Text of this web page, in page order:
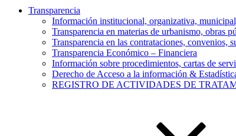
Transparencia
Información institucional, organizativa,
Transparencia en materias de urbanismo, obras
Transparencia en las contrataciones, convenios,
Transparencia Económico – Financiera
Información sobre procedimientos, cartas de
Derecho de Acceso a la información &
REGISTRO DE ACTIVIDADES DE